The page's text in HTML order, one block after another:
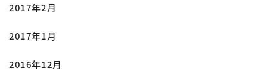
2017年2月
2017年1月
2016年12月